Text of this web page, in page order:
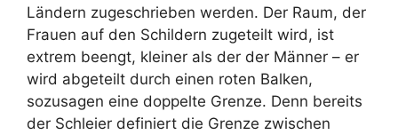
Ländern zugeschrieben werden. Der Raum, der
Frauen auf den Schildern zugeteilt wird, ist
extrem beengt, kleiner als der der Männer – er
wird abgeteilt durch einen roten Balken,
sozusagen eine doppelte Grenze. Denn bereits
der Schleier definiert die Grenze zwischen